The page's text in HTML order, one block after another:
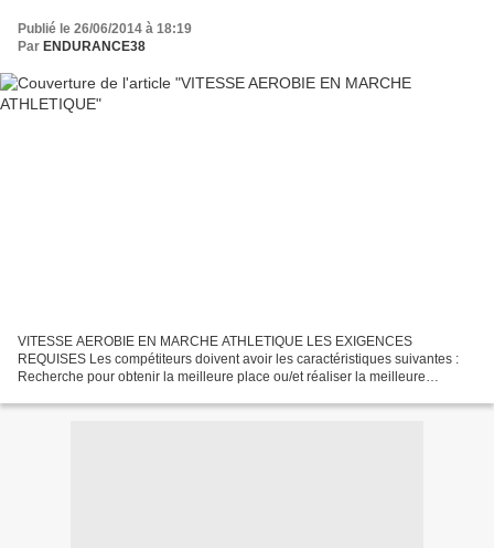
Publié le 26/06/2014 à 18:19
Par ENDURANCE38
VITESSE AEROBIE EN MARCHE ATHLETIQUE LES EXIGENCES
REQUISES Les compétiteurs doivent avoir les caractéristiques suivantes :
Recherche pour obtenir la meilleure place ou/et réaliser la meilleure